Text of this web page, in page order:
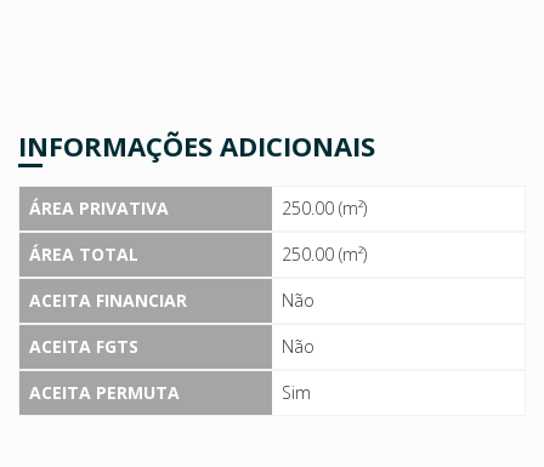
INFORMAÇÕES ADICIONAIS
ÁREA PRIVATIVA
250.00 (m²)
ÁREA TOTAL
250.00 (m²)
ACEITA FINANCIAR
Não
ACEITA FGTS
Não
ACEITA PERMUTA
Sim